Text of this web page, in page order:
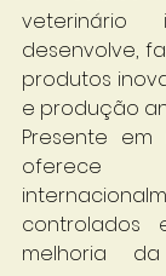
veterinário
desenvolve,
produtos
e produção
Presente
melhoria